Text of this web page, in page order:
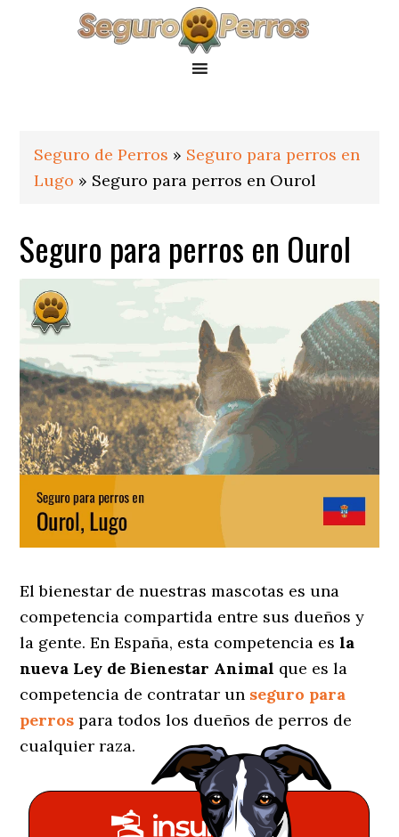
Seguro de Perros » Seguro para perros en
Lugo » Seguro para perros en Ourol
Seguro para perros en Ourol
El bienestar de nuestras mascotas es una
competencia compartida entre sus dueños y
la gente. En España, esta competencia esla
nueva Ley de Bienestar Animal que es la
competencia de contratar un seguro para
perros para todos los dueños de perros de
cualquier raza.